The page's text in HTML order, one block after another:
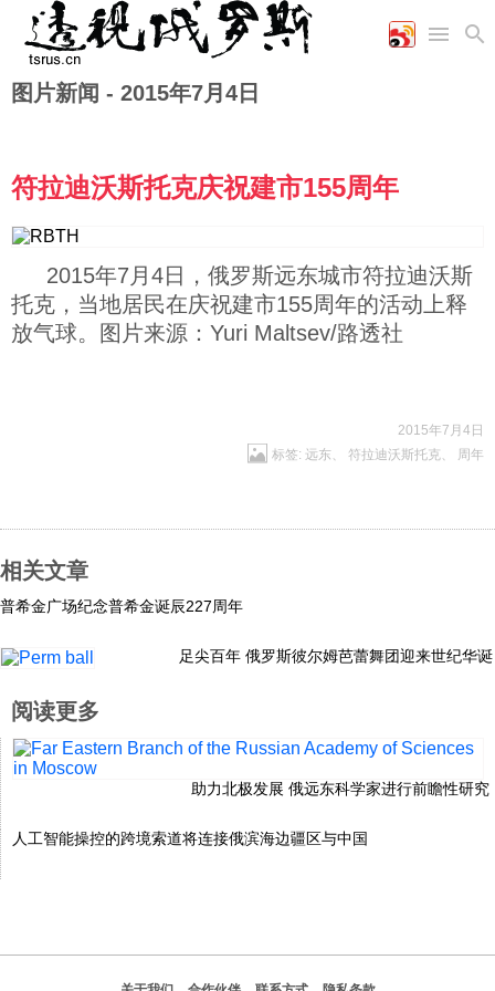
首页
国际
时政
军事
陆军
工业
农业
科技
社会
文化
美食
历史
视听
漫画
图表
图片新闻 - 2015年7月4日
符拉迪沃斯托克庆祝建市155周年
2015年7月4日，俄罗斯远东城市符拉迪沃斯
托克，当地居民在庆祝建市155周年的活动上释
放气球。图片来源：Yuri Maltsev/路透社
2015年7月4日
标签: 远东、 符拉迪沃斯托克、 周年
相关文章
普希金广场纪念普希金诞辰227周年
足尖百年 俄罗斯彼尔姆芭蕾舞团迎来世纪华诞
阅读更多
助力北极发展 俄远东科学家进行前瞻性研究
人工智能操控的跨境索道将连接俄滨海边疆区与中国